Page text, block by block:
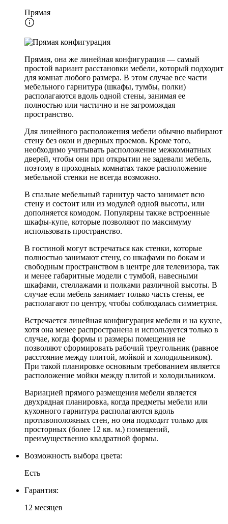
Прямая
Прямая, она же линейная конфигурация — самый
простой вариант расстановки мебели, который подходит
для комнат любого размера. В этом случае все части
мебельного гарнитура (шкафы, тумбы, полки)
располагаются вдоль одной стены, занимая ее
полностью или частично и не загромождая
пространство.
Для линейного расположения мебели обычно выбирают
стену без окон и дверных проемов. Кроме того,
необходимо учитывать расположение межкомнатных
дверей, чтобы они при открытии не задевали мебель,
поэтому в проходных комнатах такое расположение
мебельной стенки не всегда возможно.
В спальне мебельный гарнитур часто занимает всю
стену и состоит или из модулей одной высоты, или
дополняется комодом. Популярны также встроенные
шкафы-купе, которые позволяют по максимуму
использовать пространство.
В гостиной могут встречаться как стенки, которые
полностью занимают стену, со шкафами по бокам и
свободным пространством в центре для телевизора, так
и менее габаритные модели с тумбой, навесными
шкафами, стеллажами и полками различной высоты. В
случае если мебель занимает только часть стены, ее
располагают по центру, чтобы соблюдалась симметрия.
Встречается линейная конфигурация мебели и на кухне,
хотя она менее распространена и используется только в
случае, когда формы и размеры помещения не
позволяют сформировать рабочий треугольник (равное
расстояние между плитой, мойкой и холодильником).
При такой планировке основным требованием является
расположение мойки между плитой и холодильником.
Вариацией прямого размещения мебели является
двухрядная планировка, когда предметы мебели или
кухонного гарнитура располагаются вдоль
противоположных стен, но она подходит только для
просторных (более 12 кв. м.) помещений,
преимущественно квадратной формы.
Возможность выбора цвета:
Есть
Гарантия:
12 месяцев